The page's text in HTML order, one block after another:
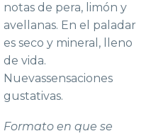
notas de pera, limón y
avellanas. En el paladar
es seco y mineral, lleno
de vida.
Nuevassensaciones
gustativas.
Formato en que se